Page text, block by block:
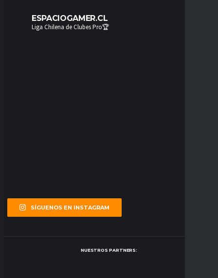
ESPACIOGAMER.CL
Liga Chilena de Clubes Pro🏆
SÍGUENOS EN INSTAGRAM
NUESTROS PARTNERS: